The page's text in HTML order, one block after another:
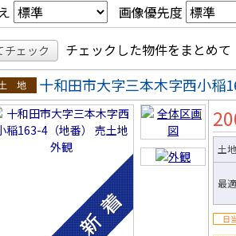
画像優先度
チェック チェックした物件をまとめて
地
十和田市大字三本木字西小稲
土
最